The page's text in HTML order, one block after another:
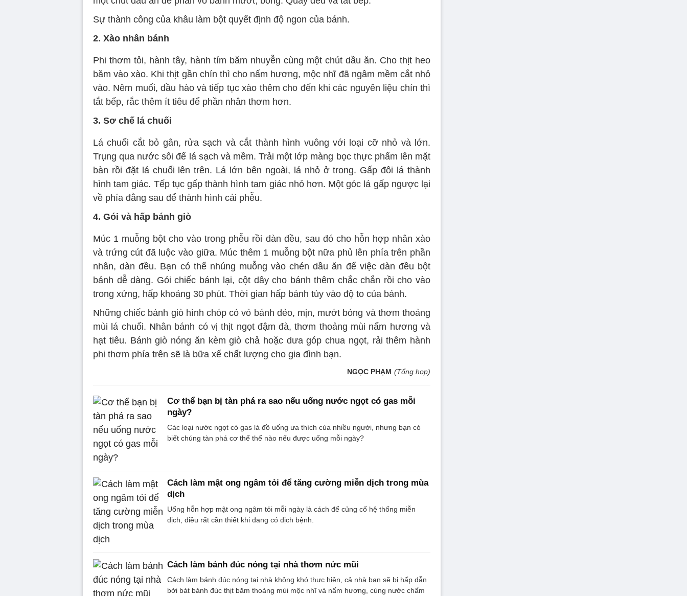
Sự thành công của khâu làm bột quyết định độ ngon của bánh.
2. Xào nhân bánh
Phi thơm tỏi, hành tây, hành tím băm nhuyễn cùng một chút dầu ăn. Cho thịt heo
băm vào xào. Khi thịt gần chín thì cho nấm hương, mộc nhĩ đã ngâm mềm cắt nhỏ
vào. Nêm muối, dầu hào và tiếp tục xào thêm cho đến khi các nguyên liệu chín thì
tắt bếp, rắc thêm ít tiêu để phần nhân thơm hơn.
3. Sơ chế lá chuối
Lá chuối cắt bỏ gân, rửa sạch và cắt thành hình vuông với loại cỡ nhỏ và lớn.
Trụng qua nước sôi để lá sạch và mềm. Trải một lớp màng bọc thực phẩm lên mặt
bàn rồi đặt lá chuối lên trên. Lá lớn bên ngoài, lá nhỏ ở trong. Gấp đôi lá thành
hình tam giác. Tếp tục gấp thành hình tam giác nhỏ hơn. Một góc lá gấp ngược lại
về phía đằng sau để thành hình cái phễu.
4. Gói và hấp bánh giò
Múc 1 muỗng bột cho vào trong phễu rồi dàn đều, sau đó cho hỗn hợp nhân xào
và trứng cút đã luộc vào giữa. Múc thêm 1 muỗng bột nữa phủ lên phía trên phần
nhân, dàn đều. Bạn có thể nhúng muỗng vào chén dầu ăn để việc dàn đều bột
bánh dễ dàng. Gói chiếc bánh lại, cột dây cho bánh thêm chắc chắn rồi cho vào
trong xửng, hấp khoảng 30 phút. Thời gian hấp bánh tùy vào độ to của bánh.
Những chiếc bánh giò hình chóp có vỏ bánh dẻo, mịn, mướt bóng và thơm thoảng
mùi lá chuối. Nhân bánh có vị thịt ngọt đậm đà, thơm thoảng mùi nấm hương và
hạt tiêu. Bánh giò nóng ăn kèm giò chả hoặc dưa góp chua ngọt, rải thêm hành
phi thơm phía trên sẽ là bữa xế chất lượng cho gia đình bạn.
NGỌC PHẠM (Tổng hợp)
Cơ thể bạn bị tàn phá ra sao nếu uống nước ngọt có gas mỗi
ngày?
Các loại nước ngọt có gas là đồ uống ưa thích của nhiều người, nhưng bạn có
biết chúng tàn phá cơ thể thế nào nếu được uống mỗi ngày?
Cách làm mật ong ngâm tỏi để tăng cường miễn dịch trong mùa
dịch
Uống hỗn hợp mật ong ngâm tỏi mỗi ngày là cách để củng cố hệ thống miễn
dịch, điều rất cần thiết khi đang có dịch bệnh.
Cách làm bánh đúc nóng tại nhà thơm nức mũi
Cách làm bánh đúc nóng tại nhà không khó thực hiện, cả nhà bạn sẽ bị hấp dẫn
bởi bát bánh đúc thịt băm thoảng mùi mộc nhĩ và nấm hương, cùng nước chấm